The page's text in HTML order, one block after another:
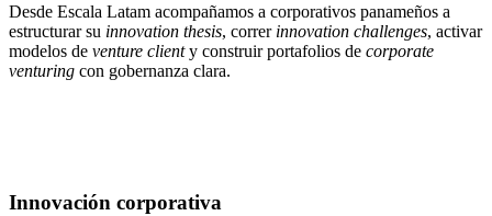
Desde Escala Latam acompañamos a corporativos panameños a
estructurar su innovation thesis, correr innovation challenges, activar
modelos de venture clienty construir portafolios de corporate
venturing con gobernanza clara.
Innovación corporativa